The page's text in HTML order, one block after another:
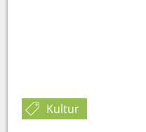
Kultur